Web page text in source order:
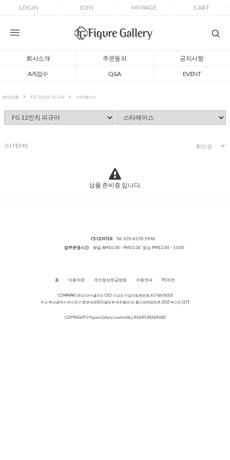
LOGIN JOIN MYPAGE CART
회사소개 주문동의
공지사항
A/S접수
Q&A EVENT
예약상품 FG 12인치 피규어 스타에이스
0 ITEMS
상품 준비중 입니다.
CS CENTERTel. 070-8170-5998
업무운영시간평일 AM10:30 - PM15:30 점심 PM12:00 - 13:00
홈 이용약관 개인정보취급방침 이용안내 PC버전
COMPANY:(주)피규어갤러리 CEO:이상진 사업자등록번호:617-86-08105
주소:부산광역시 부산진구 중앙대로821 (골든뷰 센트럴파크) 통신판매업번호:2025 부산진1219
COPYRIGHT © Figure Gallery Limited ALL RIGHTS RESERVED